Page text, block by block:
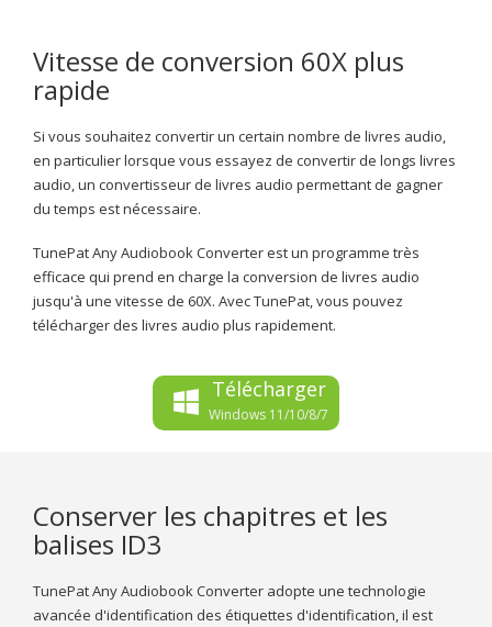
Vitesse de conversion 60X plus
rapide
Si vous souhaitez convertir un certain nombre de livres audio,
en particulier lorsque vous essayez de convertir de longs livres
audio, un convertisseur de livres audio permettant de gagner
du temps est nécessaire.
TunePat Any Audiobook Converter est un programme très
efficace qui prend en charge la conversion de livres audio
jusqu'à une vitesse de 60X. Avec TunePat, vous pouvez
télécharger des livres audio plus rapidement.
Télécharger
Windows 11/10/8/7
Conserver les chapitres et les
balises ID3
TunePat Any Audiobook Converter adopte une technologie
avancée d'identification des étiquettes d'identification, il est